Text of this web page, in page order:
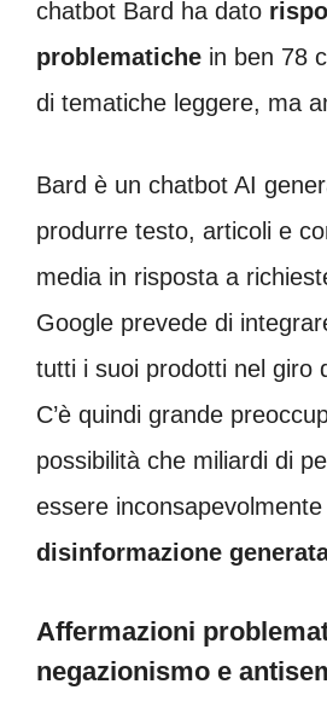
chatbot Bard ha dato
problematiche in ben 78
di tematiche leggere, ma
Bard è un chatbot AI
produrre testo, articoli e
media in risposta a
Google prevede di
tutti i suoi prodotti nel giro
C’è quindi grande
possibilità che miliardi di
essere
disinformazione
Affermazioni
negazionismo e